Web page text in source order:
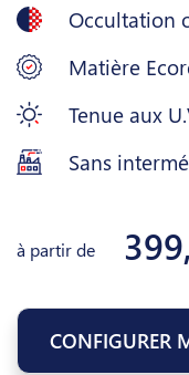
Occultation
Matière
Tenue aux
Sans
à partir de
CONFIGURER